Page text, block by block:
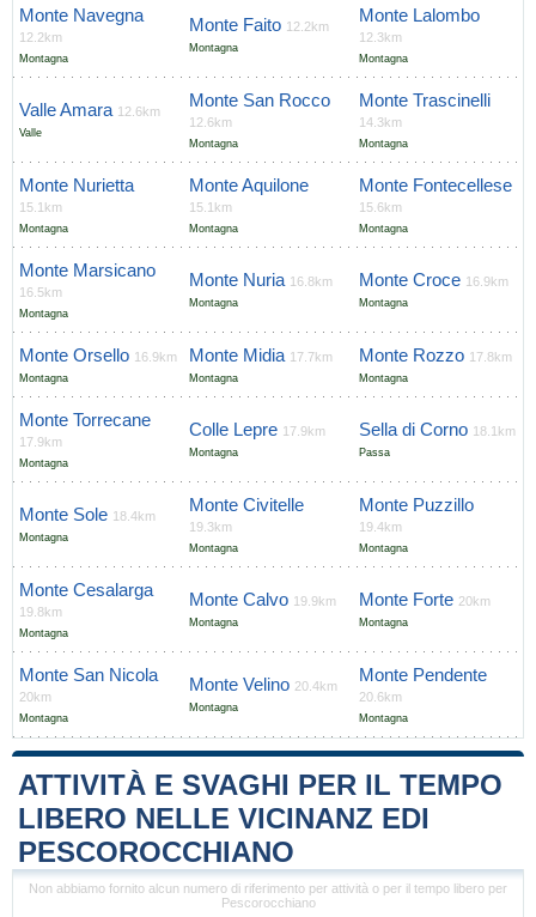
Monte Navegna
12.2km
Montagna
Monte Faito 12.2km
Montagna
Monte Lalombo
12.3km
Montagna
Valle Amara 12.6km
Valle
Monte San Rocco
12.6km
Montagna
Monte Trascinelli
14.3km
Montagna
Monte Nurietta
15.1km
Montagna
Monte Aquilone
15.1km
Montagna
Monte Fontecellese
15.6km
Montagna
Monte Marsicano
16.5km
Montagna
Monte Nuria 16.8km
Montagna
Monte Croce 16.9km
Montagna
Monte Orsello 16.9km
Montagna
Monte Midia 17.7km
Montagna
Monte Rozzo 17.8km
Montagna
Monte Torrecane
17.9km
Montagna
Colle Lepre 17.9km
Montagna
Sella di Corno 18.1km
Passa
Monte Sole 18.4km
Montagna
Monte Civitelle
19.3km
Montagna
Monte Puzzillo
19.4km
Montagna
Monte Cesalarga
19.8km
Montagna
Monte Calvo 19.9km
Montagna
Monte Forte 20km
Montagna
Monte San Nicola
20km
Montagna
Monte Velino 20.4km
Montagna
Monte Pendente
20.6km
Montagna
ATTIVITÀ E SVAGHI PER IL TEMPO
LIBERO NELLE VICINANZ EDI
PESCOROCCHIANO
Non abbiamo fornito alcun numero di riferimento per attività o per il tempo libero per
Pescorocchiano